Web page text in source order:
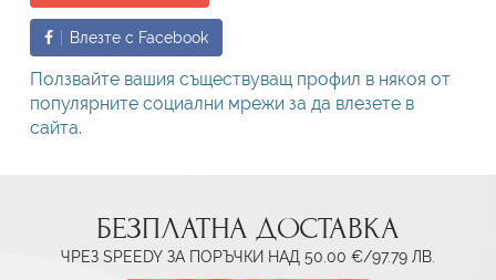
Влезте с Facebook
Ползвайте вашия съществуващ профил в някоя от
популярните социални мрежи за да влезете в
сайта.
БЕЗПЛАТНА ДОСТАВКА
ЧРЕЗ SPEEDY ЗА ПОРЪЧКИ НАД 50.00 €/97.79 ЛВ.